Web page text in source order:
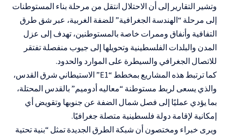
وتشير التقارير إلى أن الاحتلال انتقل من مرحلة بناء المستوطنات
إلى مرحلة “الهندسة الجغرافية” للضفة الغربية، عبر شق طرق
التفافية وأنفاق وممرات خاصة بالمستوطنين، تهدف إلى عزل
المدن والبلدات الفلسطينية وتحويلها إلى جيوب منفصلة تفتقر
للاتصال الجغرافي والسيطرة على الموارد والحدود.
كما ترتبط هذه المشاريع بمخطط “E1” الاستيطاني شرق القدس،
والذي يسعى لربط مستوطنة “معاليه أدوميم” بالقدس المحتلة،
بما يؤدي عمليًا إلى فصل شمال الضفة عن جنوبها وتقويض أي
إمكانية لإقامة دولة فلسطينية متصلة جغرافيًا.
ويرى خبراء ومختصون أن شبكة الطرق الجديدة تمثل “بنية تحتية